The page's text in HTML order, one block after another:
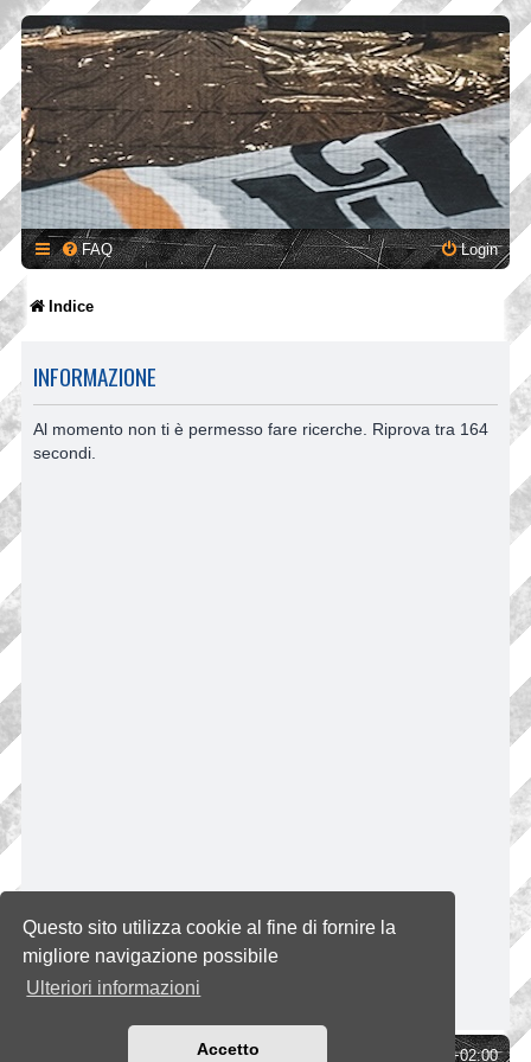
Questo sito utilizza cookie al fine di fornire la
migliore navigazione possibile
Ulteriori informazioni
Accetto
FAQ Login
Indice
INFORMAZIONE
Al momento non ti è permesso fare ricerche. Riprova tra 164
secondi.
UTC+02:00